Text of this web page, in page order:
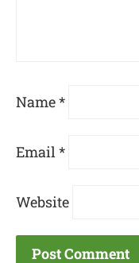
Name*
Email *
Website